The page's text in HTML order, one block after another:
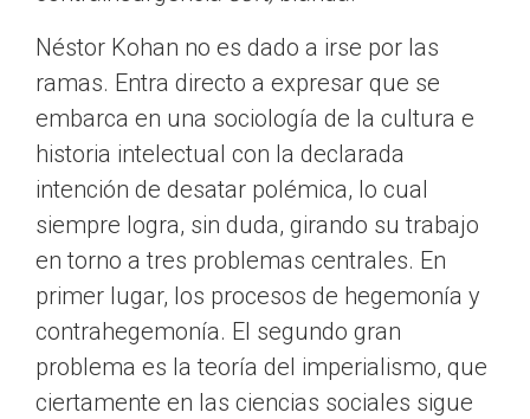
Néstor Kohan no es dado a irse por las
ramas. Entra directo a expresar que se
embarca en una sociología de la cultura e
historia intelectual con la declarada
intención de desatar polémica, lo cual
siempre logra, sin duda, girando su trabajo
en torno a tres problemas centrales. En
primer lugar, los procesos de hegemonía y
contrahegemonía. El segundo gran
problema es la teoría del imperialismo, que
ciertamente en las ciencias sociales sigue